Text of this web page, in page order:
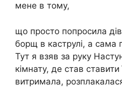
мене в тому,
що просто попросила
борщ в каструлі, а сама
Тут я взяв за руку
кімнату, де став
витримала,